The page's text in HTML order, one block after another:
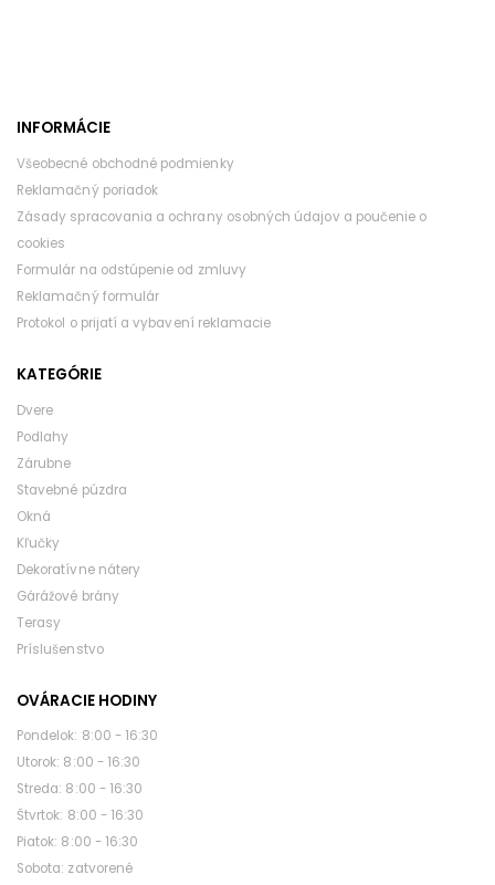
INFORMÁCIE
Všeobecné obchodné podmienky
Reklamačný poriadok
Zásady spracovania a ochrany osobných údajov a poučenie o
cookies
Formulár na odstúpenie od zmluvy
Reklamačný formulár
Protokol o prijatí a vybavení reklamacie
KATEGÓRIE
Dvere
Podlahy
Zárubne
Stavebné púzdra
Okná
Kľučky
Dekoratívne nátery
Gárážové brány
Terasy
Príslušenstvo
OVÁRACIE HODINY
pondelok: 8:00 - 16:30
utorok: 8:00 - 16:30
streda: 8:00 - 16:30
štvrtok: 8:00 - 16:30
piatok: 8:00 - 16:30
sobota: zatvorené